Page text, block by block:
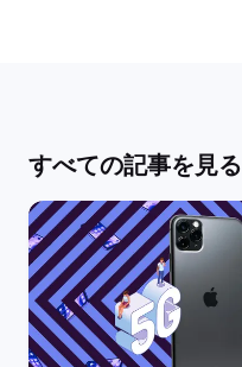
すべての記事を見る